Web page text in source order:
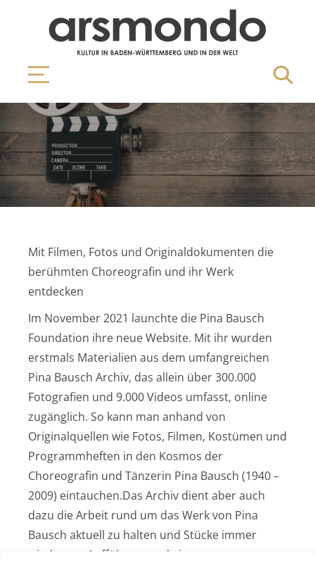
Mit Filmen, Fotos und Originaldokumenten die
berühmten Choreografin und ihr Werk
entdecken
Im November 2021 launchte die Pina Bausch
Foundation ihre neue Website. Mit ihr wurden
erstmals Materialien aus dem umfangreichen
Pina Bausch Archiv, das allein über 300.000
Fotografien und 9.000 Videos umfasst, online
zugänglich. So kann man anhand von
Originalquellen wie Fotos, Filmen, Kostümen und
Programmheften in den Kosmos der
Choreografin und Tänzerin Pina Bausch (1940 –
2009) eintauchen.Das Archiv dient aber auch
dazu die Arbeit rund um das Werk von Pina
Bausch aktuell zu halten und Stücke immer
wieder zur Aufführung zu bringen.